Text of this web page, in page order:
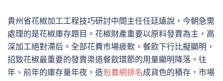
貴州省花椒加工工程技巧研討中間主任任廷遠說，今朝急需
處理的是花椒庫存題目。花椒財產重要以原料發賣為主，高
深加工絕對滯后。全部花費市場疲軟，餐飲下行比擬顯明，
招致花椒最重要的發賣渠道餐飲環節的用量顯明降落。往
年、前年的庫存量年夜，造包養網排名成貨色的積存，市場